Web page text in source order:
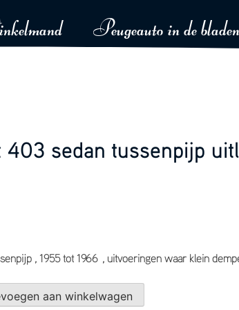
Peugeauto in de bladen
403 sedan tussenpijp
, 1955 tot 1966 , uitvoeringen waar klein
aan winkelwagen